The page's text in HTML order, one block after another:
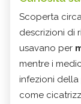
Scoperta
descrizioni di
usavano per
mentre i
infezioni della
come